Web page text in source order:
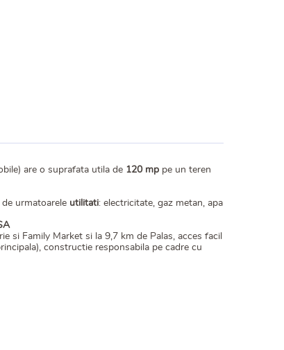
are o suprafata utila de 120 mp pe un teren
urmatoarele utilitati: electricitate, gaz metan, apa
si Family Market si la 9,7 km de Palas, acces facil
constructie responsabila pe cadre cu